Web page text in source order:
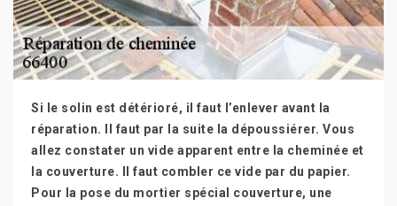
Si le solin est détérioré, il faut l’enlever avant la
réparation. Il faut par la suite la dépoussiérer. Vous
allez constater un vide apparent entre la cheminée et
la couverture. Il faut combler ce vide par du papier.
Pour la pose du mortier spécial couverture, une